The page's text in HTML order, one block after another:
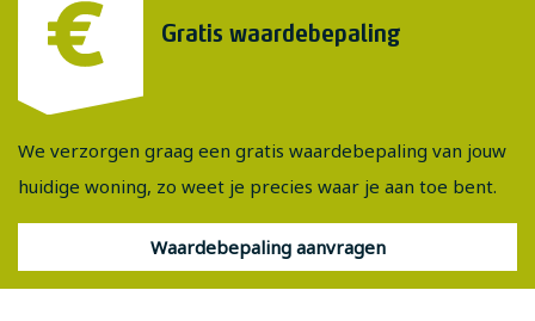
Gratis waardebepaling
We verzorgen graag een gratis waardebepaling van jouw
huidige woning, zo weet je precies waar je aan toe bent.
Waardebepaling aanvragen